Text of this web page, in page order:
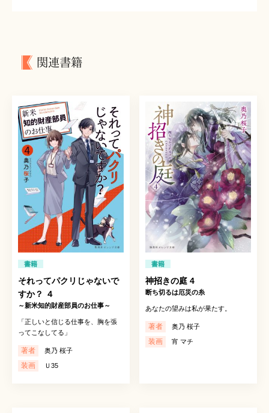
関連書籍
書籍
それってパクリじゃないで
すか？ ４
～新米知的財産部員のお仕事～
「正しいと信じる仕事を、胸を張
ってこなしてる」
著者 奥乃 桜子
装画 Ｕ35
書籍
神招きの庭 4
断ち切るは厄災の糸
あなたの望みは私が果たす。
著者 奥乃 桜子
装画 宵 マチ